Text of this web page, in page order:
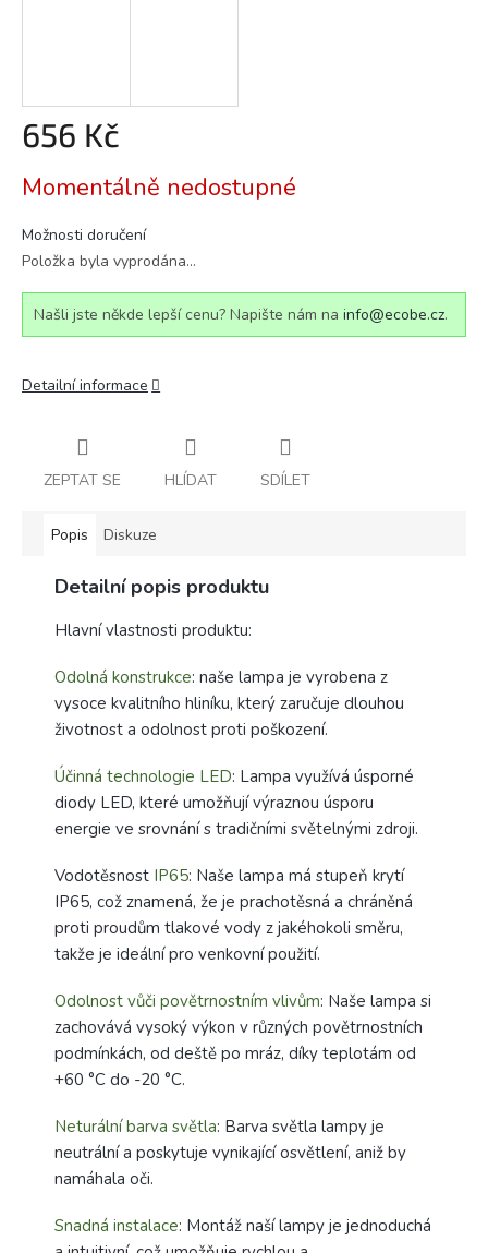
656 Kč
cena:
Momentálně nedostupné
Možnosti doručení
Položka byla vyprodána…
Našli jste někde lepší cenu? Napište nám na info@ecobe.cz.
Detailní informace
ZEPTAT SE HLÍDAT SDÍLET
Popis Diskuze
Detailní popis produktu
Hlavní vlastnosti produktu:
Odolná konstrukce: naše lampa je vyrobena z
vysoce kvalitního hliníku, který zaručuje dlouhou
životnost a odolnost proti poškození.
Účinná technologie LED: Lampa využívá úsporné
diody LED, které umožňují výraznou úsporu
energie ve srovnání s tradičními světelnými zdroji.
Vodotěsnost IP65: Naše lampa má stupeň krytí
IP65, což znamená, že je prachotěsná a chráněná
proti proudům tlakové vody z jakéhokoli směru,
takže je ideální pro venkovní použití.
Odolnost vůči povětrnostním vlivům: Naše lampa si
zachovává vysoký výkon v různých povětrnostních
podmínkách, od deště po mráz, díky teplotám od
+60 °C do -20 °C.
Neturální barva světla: Barva světla lampy je
neutrální a poskytuje vynikající osvětlení, aniž by
namáhala oči.
Snadná instalace: Montáž naší lampy je jednoduchá